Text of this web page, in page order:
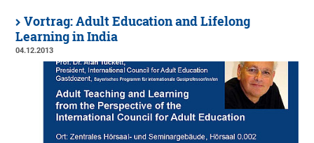
Vortrag: Adult Education and Lifelong
Learning in India
04.12.2013